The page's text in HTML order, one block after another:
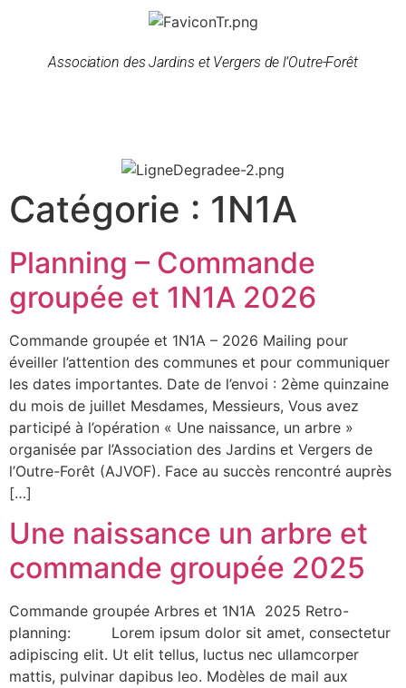
Association des Jardins et Vergers de l’Outre-Forêt
Catégorie : 1N1A
Planning – Commande
groupée et 1N1A 2026
Commande groupée et 1N1A – 2026 Mailing pour
éveiller l’attention des communes et pour communiquer
les dates importantes. Date de l’envoi : 2ème quinzaine
du mois de juillet Mesdames, Messieurs, Vous avez
participé à l’opération « Une naissance, un arbre »
organisée par l’Association des Jardins et Vergers de
l’Outre-Forêt (AJVOF). Face au succès rencontré auprès
[…]
Une naissance un arbre et
commande groupée 2025
Commande groupée Arbres et 1N1A 2025 Retro-
planning: Lorem ipsum dolor sit amet, consectetur
adipiscing elit. Ut elit tellus, luctus nec ullamcorper
mattis, pulvinar dapibus leo. Modèles de mail aux